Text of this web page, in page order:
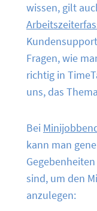
wissen, gilt
Fragen, wie
richtig in
uns, das
Bei
kann man
sind, um den
anzulegen: